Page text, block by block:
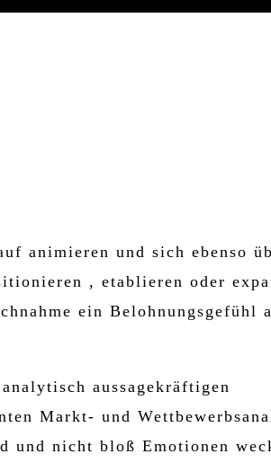
animieren und sich ebenso
, etablieren oder
ein Belohnungsgefühl
aussagekräftigen
Markt- und
und nicht bloß Emotionen